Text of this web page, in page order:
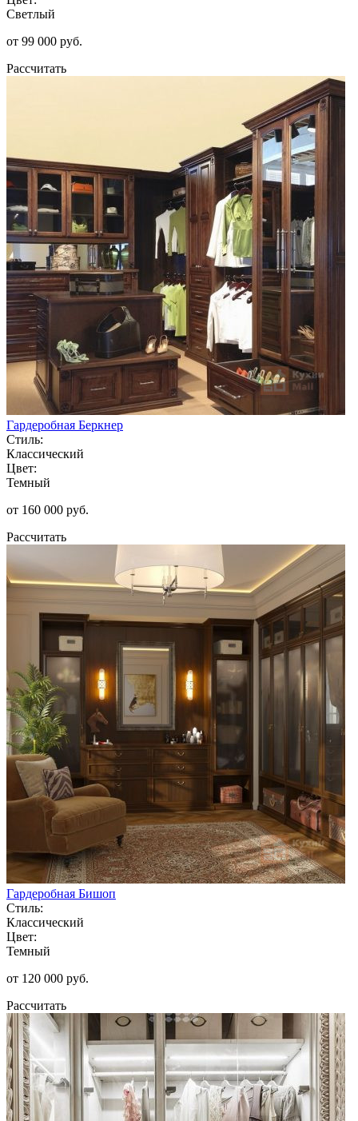
Светлый
от 99 000 руб.
Рассчитать
Гардеробная Беркнер
Стиль:
Классический
Цвет:
Темный
от 160 000 руб.
Рассчитать
Гардеробная Бишоп
Стиль:
Классический
Цвет:
Темный
от 120 000 руб.
Рассчитать